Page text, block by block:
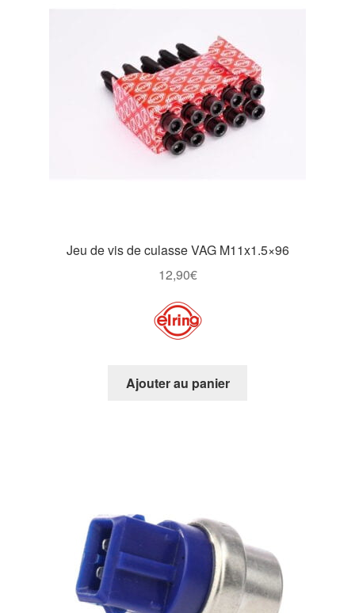
Jeu de vis de culasse VAG M11x1.5×96
12,90€
Ajouter au panier